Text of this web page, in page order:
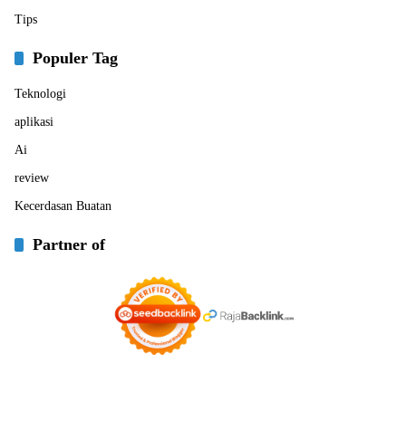
Tips
Populer Tag
Teknologi
aplikasi
Ai
review
Kecerdasan Buatan
Partner of